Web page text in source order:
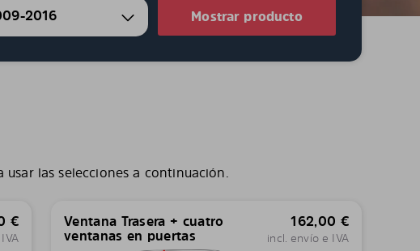
2016 Mostrar producto
las selecciones a continuación.
€
Ventana Trasera + cuatro
ventanas en puertas
162,00 €
incl. envío e IVA